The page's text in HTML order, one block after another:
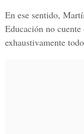
En ese sentido,
Educación no
exhaustivamente